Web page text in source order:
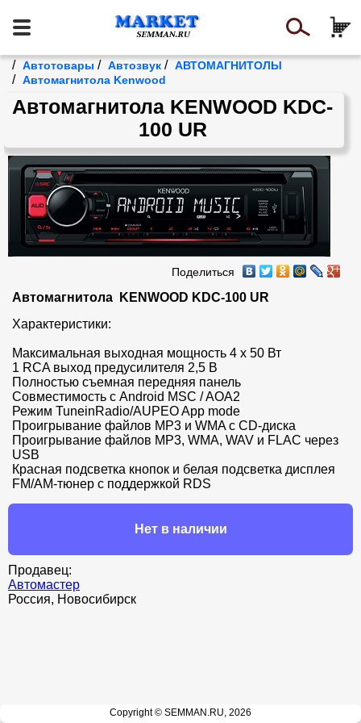
/ Автотовары / Автозвук / АВТОМАГНИТОЛЫ
/ Автомагнитола Kenwood
Автомагнитола KENWOOD KDC-
100 UR
Поделиться
Автомагнитола  KENWOOD KDC-100 UR
Характеристики:
Максимальная выходная мощность 4 x 50 Вт
1 RCA выход предусилителя 2,5 В
Полностью съемная передняя панель
Совместимость с Android MSC / AOA2
Режим TuneinRadio/AUPEO App mode
Проигрывание файлов MP3 и WMA с CD-диска
Проигрывание файлов MP3, WMA, WAV и FLAC через
USB
Красная подсветка кнопок и белая подсветка дисплея
FM/AM-тюнер с поддержкой RDS
Нет в наличии
Продавец:
Автомастер
Россия, Новосибирск
Copyright © SEMMAN.RU, 2026